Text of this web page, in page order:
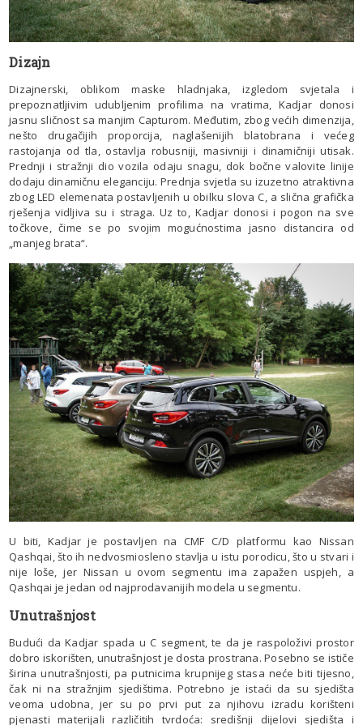
Dizajn
Dizajnerski, oblikom maske hladnjaka, izgledom svjetala i
prepoznatljivim udubljenim profilima na vratima, Kadjar donosi
jasnu sličnost sa manjim Capturom. Međutim, zbog većih dimenzija,
nešto drugačijih proporcija, naglašenijih blatobrana i većeg
rastojanja od tla, ostavlja robusniji, masivniji i dinamičniji utisak.
Prednji i stražnji dio vozila odaju snagu, dok bočne valovite linije
dodaju dinamičnu eleganciju. Prednja svjetla su izuzetno atraktivna
zbog LED elemenata postavljenih u obilku slova C, a slična grafička
rješenja vidljiva su i straga. Uz to, Kadjar donosi i pogon na sve
točkove, čime se po svojim mogućnostima jasno distancira od
„manjeg brata“.
U biti, Kadjar je postavljen na CMF C/D platformu kao Nissan
Qashqai, što ih nedvosmiosleno stavlja u istu porodicu, što u stvari i
nije loše, jer Nissan u ovom segmentu ima zapažen uspjeh, a
Qashqai je jedan od najprodavanijih modela u segmentu.
Unutrašnjost
Budući da Kadjar spada u C segment, te da je raspoloživi prostor
dobro iskorišten, unutrašnjost je dosta prostrana. Posebno se ističe
širina unutrašnjosti, pa putnicima krupnijeg stasa neće biti tijesno,
čak ni na stražnjim sjedištima. Potrebno je istaći da su sjedišta
veoma udobna, jer su po prvi put za njihovu izradu korišteni
pjenasti materijali različitih tvrdoća: središnji dijelovi sjedišta i